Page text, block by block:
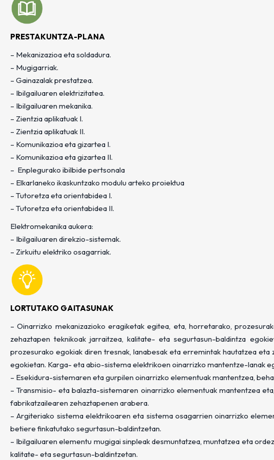
PRESTAKUNTZA-PLANA
– Mekanizazioa eta soldadura.
– Mugigarriak.
– Gainazalak prestatzea.
– Ibilgailuaren elektrizitatea.
– Ibilgailuaren mekanika.
– Zientzia aplikatuak I.
– Zientzia aplikatuak II.
– Komunikazioa eta gizartea I.
– Komunikazioa eta gizartea II.
– Enplegurako ibilbide pertsonala
– Elkarlaneko ikaskuntzako modulu arteko proiektua
– Tutoretza eta orientabidea I.
– Tutoretza eta orientabidea II.
Elektromekanika aukera:
– Ibilgailuaren direkzio-sistemak.
– Zirkuitu elektriko osagarriak.
LORTUTAKO GAITASUNAK
– Oinarrizko mekanizazioko eragiketak egitea, eta, horretarako,
zehaztapen teknikoak jarraitzea, kalitate- eta segurtasun-baldintza
prozesurako egokiak diren tresnak, lanabesak eta erremintak hautatzea
egokietan. Karga- eta abio-sistema elektrikoen oinarrizko mantentze-lanak
– Esekidura-sistemaren eta gurpilen oinarrizko elementuak mantentzea,
– Transmisio- eta balazta-sistemaren oinarrizko elementuak mantentzea
fabrikatzailearen zehaztapenen arabera.
– Argiteriako sistema elektrikoaren eta sistema osagarrien oinarrizko
betiere finkatutako segurtasun-baldintzetan.
– Ibilgailuaren elementu mugigai sinpleak desmuntatzea, muntatzea eta
kalitate- eta segurtasun-baldintzetan.